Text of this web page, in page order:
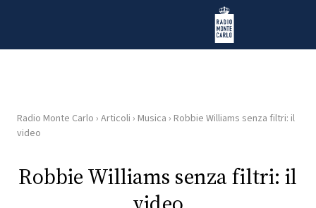
Radio Monte Carlo
HOME
RADIO
Radio Monte Carlo › Articoli › Musica › Robbie Williams senza filtri: il
video
Robbie Williams senza filtri: il